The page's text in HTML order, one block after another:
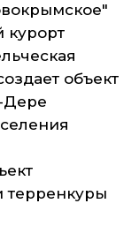
курорт
объект
Дере